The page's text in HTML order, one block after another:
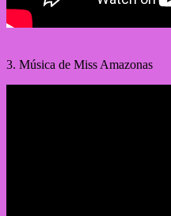
3. Música de Miss Amazonas